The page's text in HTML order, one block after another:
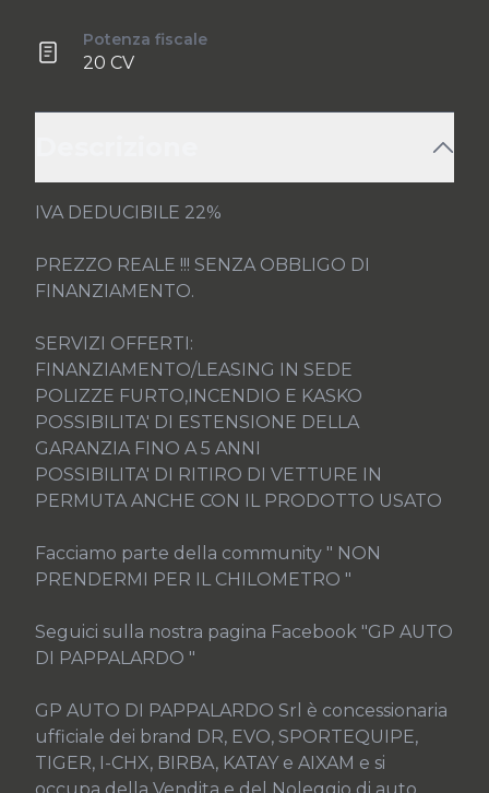
Potenza fiscale
20 CV
IVA DEDUCIBILE 22%
PREZZO REALE !!! SENZA OBBLIGO DI
FINANZIAMENTO.
SERVIZI OFFERTI:
FINANZIAMENTO/LEASING IN SEDE
POLIZZE FURTO,INCENDIO E KASKO
POSSIBILITA' DI ESTENSIONE DELLA
GARANZIA FINO A 5 ANNI
POSSIBILITA' DI RITIRO DI VETTURE IN
PERMUTA ANCHE CON IL PRODOTTO USATO
Facciamo parte della community " NON
PRENDERMI PER IL CHILOMETRO "
Seguici sulla nostra pagina Facebook "GP AUTO
DI PAPPALARDO "
GP AUTO DI PAPPALARDO Srl è concessionaria
ufficiale dei brand DR, EVO, SPORTEQUIPE,
TIGER, I-CHX, BIRBA, KATAY e AIXAM e si